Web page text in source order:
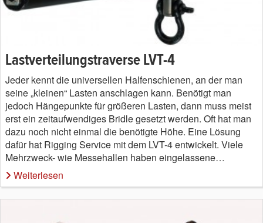
Lastverteilungstraverse LVT-4
Jeder kennt die universellen Halfenschienen, an der man
seine „kleinen“ Lasten anschlagen kann. Benötigt man
jedoch Hängepunkte für größeren Lasten, dann muss meist
erst ein zeitaufwendiges Bridle gesetzt werden. Oft hat man
dazu noch nicht einmal die benötigte Höhe. Eine Lösung
dafür hat Rigging Service mit dem LVT-4 entwickelt. Viele
Mehrzweck- wie Messehallen haben eingelassene…
Weiterlesen